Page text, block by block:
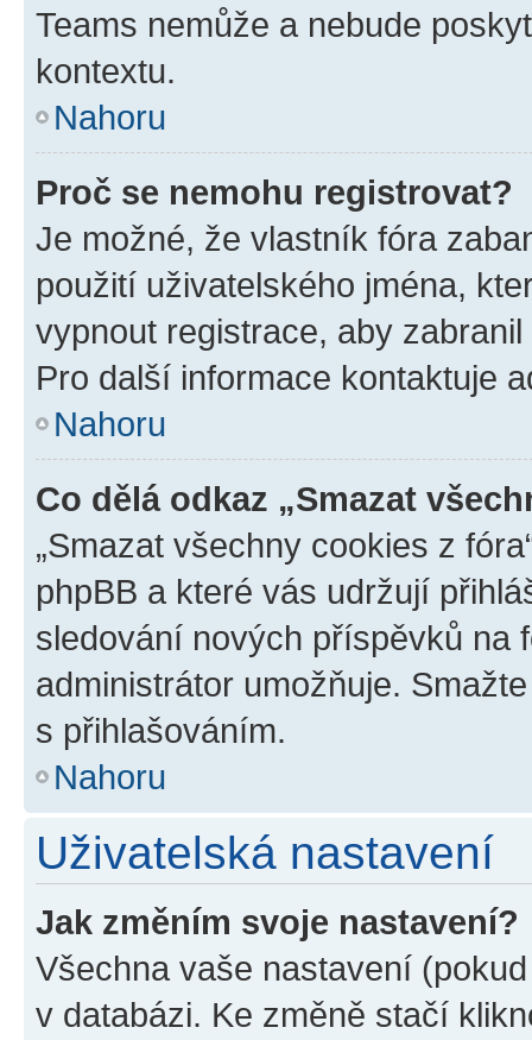
Teams nemůže a nebude
kontextu.
Nahoru
Proč se nemohu registrovat?
Je možné, že vlastník fóra
použití uživatelského jména,
vypnout registrace, aby
Pro další informace kontaktuje
Nahoru
Co dělá odkaz „Smazat
„Smazat všechny cookies z
phpBB a které vás udržují
sledování nových příspěvků na
administrátor umožňuje.
s přihlašováním.
Nahoru
Uživatelská nastavení
Jak změním svoje nastavení?
Všechna vaše nastavení
v databázi. Ke změně stačí